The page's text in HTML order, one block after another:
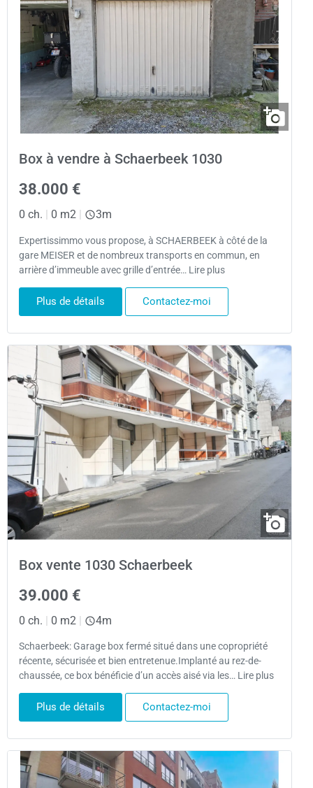
Box à vendre à Schaerbeek 1030
38.000 €
0 ch. 0 m2 3m
Expertissimmo vous propose, à SCHAERBEEK à côté de la
gare MEISER et de nombreux transports en commun, en
arrière d’immeuble avec grille d’entrée… Lire plus
Plus de détails Contactez-moi
Box vente 1030 Schaerbeek
39.000 €
0 ch. | 0 m2 | 4m
Schaerbeek: Garage box fermé situé dans une copropriété
récente, sécurisée et bien entretenue.Implanté au rez-de-
chaussée, ce box bénéficie d’un accès aisé via les… Lire plus
Plus de détails Contactez-moi